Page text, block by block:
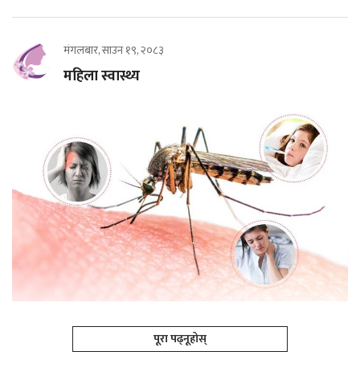
मंगलबार, साउन १९, २०८३
महिला स्वास्थ्य
पूरा पढ्नूहोस्